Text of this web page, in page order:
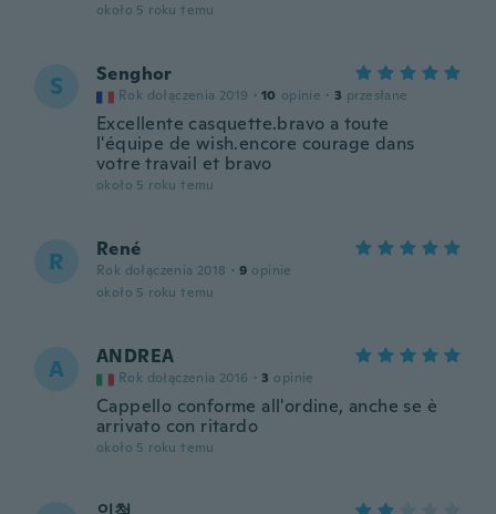
około 5 roku temu
S Senghor
Rok dołączenia 2019 · 10 opinie · 3 przesłane
Excellente casquette.bravo a toute
l'équipe de wish.encore courage dans
votre travail et bravo
około 5 roku temu
R René
Rok dołączenia 2018 · 9 opinie
około 5 roku temu
A ANDREA
Rok dołączenia 2016 · 3 opinie
Cappello conforme all'ordine, anche se è
arrivato con ritardo
około 5 roku temu